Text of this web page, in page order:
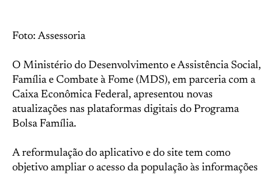
Foto: Assessoria
O Ministério do Desenvolvimento e Assistência Social,
Família e Combate à Fome (MDS), em parceria com a
Caixa Econômica Federal, apresentou novas
atualizações nas plataformas digitais do Programa
Bolsa Família.
A reformulação do aplicativo e do site tem como
objetivo ampliar o acesso da população às informações